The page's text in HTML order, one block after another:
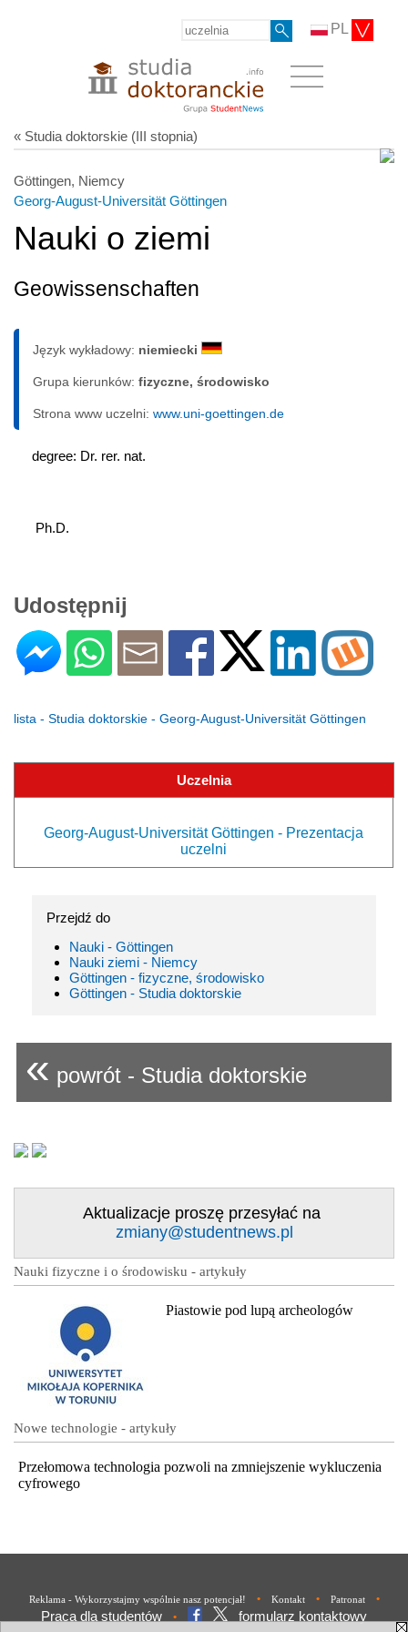
PL
« Studia doktorskie (III stopnia)
Göttingen, Niemcy
Georg-August-Universität Göttingen
Nauki o ziemi
Geowissenschaften
Język wykładowy: niemiecki
Grupa kierunków: fizyczne, środowisko
Strona www uczelni: www.uni-goettingen.de
degree: Dr. rer. nat.
Ph.D.
Udostępnij
lista - Studia doktorskie - Georg-August-Universität Göttingen
Uczelnia
Georg-August-Universität Göttingen - Prezentacja
uczelni
Przejdź do
Nauki - Göttingen
Nauki ziemi - Niemcy
Göttingen - fizyczne, środowisko
Göttingen - Studia doktorskie
« powrót - Studia doktorskie
Aktualizacje proszę przesyłać na
zmiany@studentnews.pl
Nauki fizyczne i o środowisku - artykuły
Piastowie pod lupą archeologów
Nowe technologie - artykuły
Przełomowa technologia pozwoli na zmniejszenie wykluczenia
cyfrowego
Reklama - Wykorzystajmy wspólnie nasz potencjał! • Kontakt • Patronat •
Praca dla studentów • formularz kontaktowy